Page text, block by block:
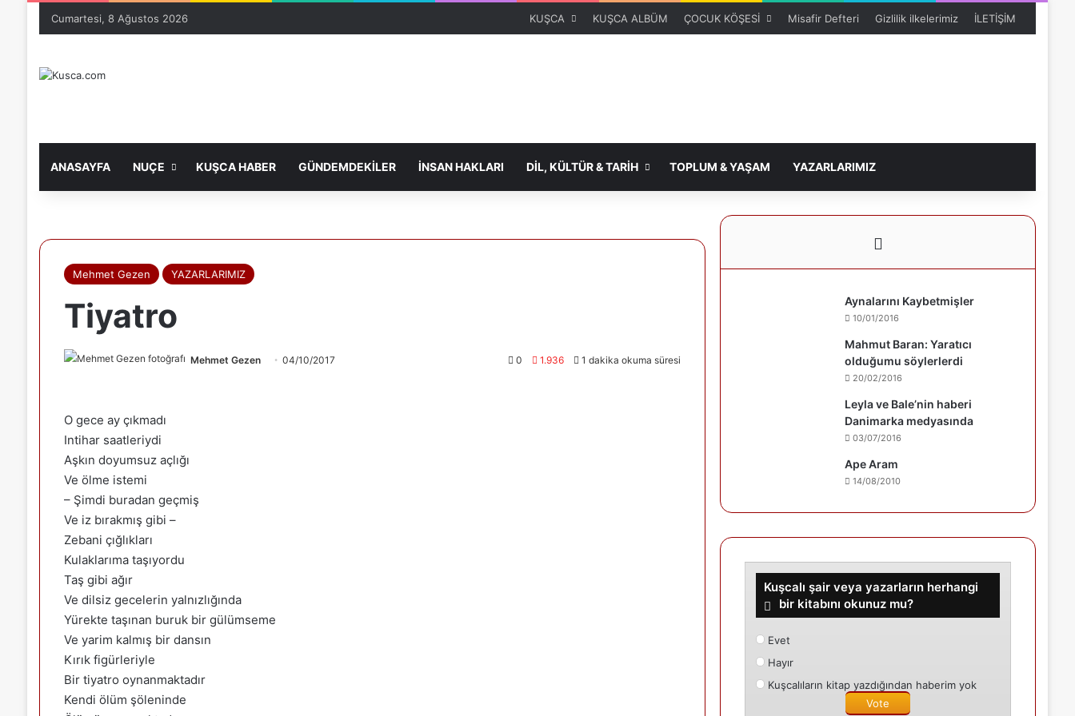
Cumartesi, 8 Ağustos 2026 KUŞCA KUŞCA ALBÜM ÇOCUK KÖŞESİ Misafir Defteri Gizlilik ilkelerimiz İLETİŞİM
ANASAYFA NUÇE KUŞCA HABER GÜNDEMDEKİLER İNSAN HAKLARI DİL, KÜLTÜR & TARİH TOPLUM & YAŞAM YAZARLARIMIZ
Mehmet Gezen YAZARLARIMIZ
Tiyatro
Mehmet Gezen 04/10/2017 0 1.936 1 dakika okuma süresi
O gece ay çıkmadı
Intihar saatleriydi
Aşkın doyumsuz açlığı
Ve ölme istemi
– Şimdi buradan geçmiş
Ve iz bırakmış gibi –
Zebani çığlıkları
Kulaklarıma taşıyordu
Taş gibi ağır
Ve dilsiz gecelerin yalnızlığında
Yürekte taşınan buruk bir gülümseme
Ve yarim kalmış bir dansın
Kırık figürleriyle
Bir tiyatro oynanmaktadır
Kendi ölüm şöleninde
Aynalarını Kaybetmişler
10/01/2016
Mahmut Baran: Yaratıcı
olduğumu söylerlerdi
20/02/2016
Leyla ve Bale’nin haberi
Danimarka medyasında
03/07/2016
Ape Aram
14/08/2010
Kuşcalı şair veya yazarların herhangi
bir kitabını okunuz mu?
Evet
Hayır
Kuşcalıların kitap yazdığından haberim yok